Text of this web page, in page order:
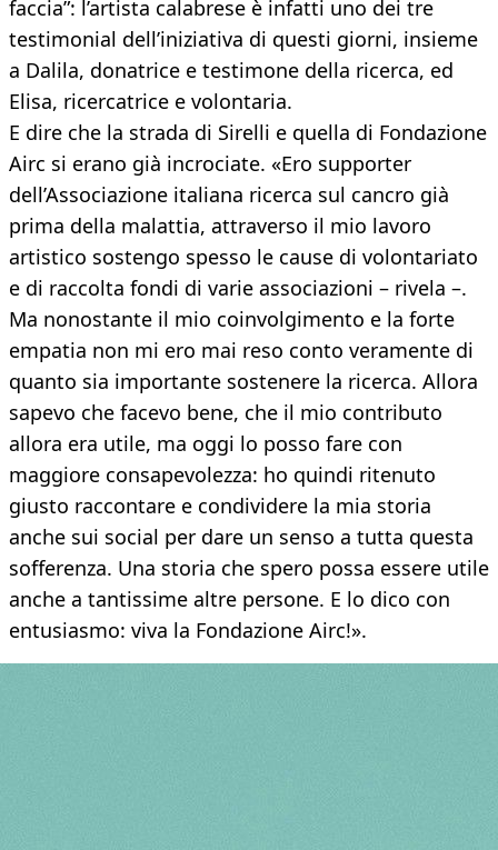
faccia”: l’artista calabrese è infatti uno dei tre
testimonial dell’iniziativa di questi giorni, insieme
a Dalila, donatrice e testimone della ricerca, ed
Elisa, ricercatrice e volontaria.
E dire che la strada di Sirelli e quella di Fondazione
Airc si erano già incrociate. «Ero supporter
dell’Associazione italiana ricerca sul cancro già
prima della malattia, attraverso il mio lavoro
artistico sostengo spesso le cause di volontariato
e di raccolta fondi di varie associazioni – rivela –.
Ma nonostante il mio coinvolgimento e la forte
empatia non mi ero mai reso conto veramente di
quanto sia importante sostenere la ricerca. Allora
sapevo che facevo bene, che il mio contributo
allora era utile, ma oggi lo posso fare con
maggiore consapevolezza: ho quindi ritenuto
giusto raccontare e condividere la mia storia
anche sui social per dare un senso a tutta questa
sofferenza. Una storia che spero possa essere utile
anche a tantissime altre persone. E lo dico con
entusiasmo: viva la Fondazione Airc!».